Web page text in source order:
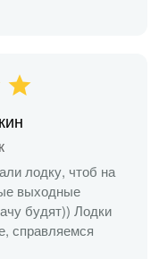
лодку, чтоб на
выходные
будят)) Лодки
справляемся